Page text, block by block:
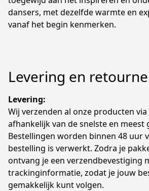
dansers, met dezelfde warmte en
vanaf het begin kenmerken.
Levering en
Levering:
Wij verzenden al onze producten
afhankelijk van de snelste en meest
Bestellingen worden binnen 48 uur
bestelling is verwerkt. Zodra je
ontvang je een verzendbevestiging
trackinginformatie, zodat je jouw
gemakkelijk kunt volgen.